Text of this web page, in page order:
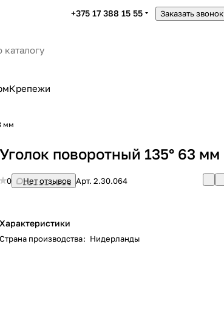
+375 17 388 15 55 Заказать звонок
Крепежи
мм
Уголок поворотный 135° 63 мм
0 Нет отзывов Арт.2.30.064
Характеристики
Страна производства: Нидерланды